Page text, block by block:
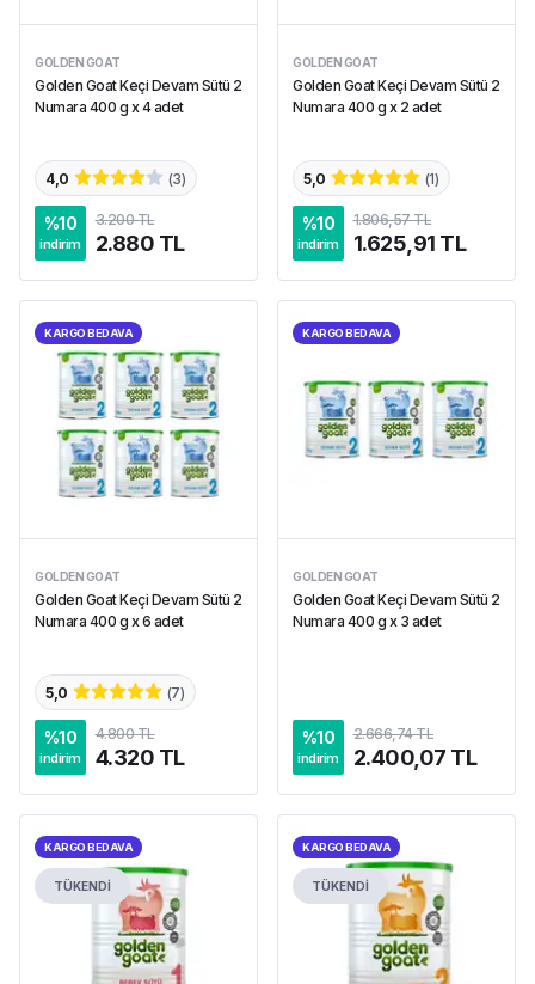
GOLDEN GOAT
Golden Goat Keçi Devam Sütü 2
Numara 400 g x 4 adet
4,0 (3)
%10
indirim
3.200 TL
2.880 TL
GOLDEN GOAT
Golden Goat Keçi Devam Sütü 2
Numara 400 g x 2 adet
5,0 (1)
%10
indirim
1.806,57 TL
1.625,91 TL
KARGO BEDAVA
GOLDEN GOAT
Golden Goat Keçi Devam Sütü 2
Numara 400 g x 6 adet
5,0 (7)
%10
indirim
4.800 TL
4.320 TL
KARGO BEDAVA
GOLDEN GOAT
Golden Goat Keçi Devam Sütü 2
Numara 400 g x 3 adet
%10
indirim
2.666,74 TL
2.400,07 TL
KARGO BEDAVA
TÜKENDİ
KARGO BEDAVA
TÜKENDİ